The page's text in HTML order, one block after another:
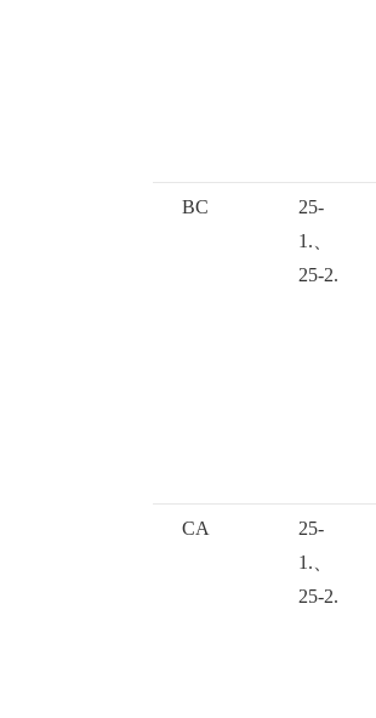
BC
25-
1.、
25-2.
CA
25-
1.、
25-2.